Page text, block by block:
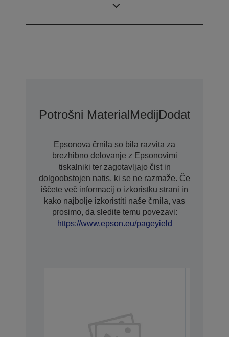
Potrošni MaterialMedijDodatki
Epsonova črnila so bila razvita za
brezhibno delovanje z Epsonovimi
tiskalniki ter zagotavljajo čist in
dolgoobstojen natis, ki se ne razmaže. Če
iščete več informacij o izkoristku strani in
kako najbolje izkoristiti naše črnila, vas
prosimo, da sledite temu povezavi:
https://www.epson.eu/pageyield